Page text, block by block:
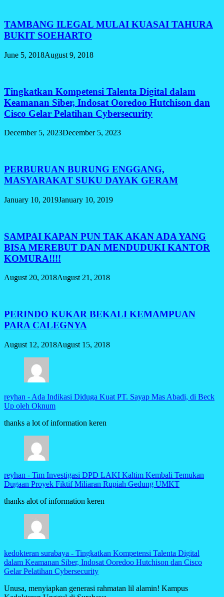
TAMBANG ILEGAL MULAI KUASAI TAHURA
BUKIT SOEHARTO
June 5, 2018August 9, 2018
Tingkatkan Kompetensi Talenta Digital dalam
Keamanan Siber, Indosat Ooredoo Hutchison dan
Cisco Gelar Pelatihan Cybersecurity
December 5, 2023December 5, 2023
PERBURUAN BURUNG ENGGANG,
MASYARAKAT SUKU DAYAK GERAM
January 10, 2019January 10, 2019
SAMPAI KAPAN PUN TAK AKAN ADA YANG
BISA MEREBUT DAN MENDUDUKI KANTOR
KOMURA!!!!
August 20, 2018August 21, 2018
PERINDO KUKAR BEKALI KEMAMPUAN
PARA CALEGNYA
August 12, 2018August 15, 2018
reyhan - Ada Indikasi Diduga Kuat PT. Sayap Mas Abadi, di Beck
Up oleh Oknum
thanks a lot of information keren
reyhan - Tim Investigasi DPD LAKI Kaltim Kembali Temukan
Dugaan Proyek Fiktif Miliaran Rupiah Gedung UMKT
thanks alot of information keren
kedokteran surabaya - Tingkatkan Kompetensi Talenta Digital
dalam Keamanan Siber, Indosat Ooredoo Hutchison dan Cisco
Gelar Pelatihan Cybersecurity
Unusa, menyiapkan generasi rahmatan lil alamin! Kampus